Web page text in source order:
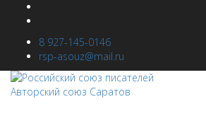
8 927-145-0146
rsp-asouz@mail.ru